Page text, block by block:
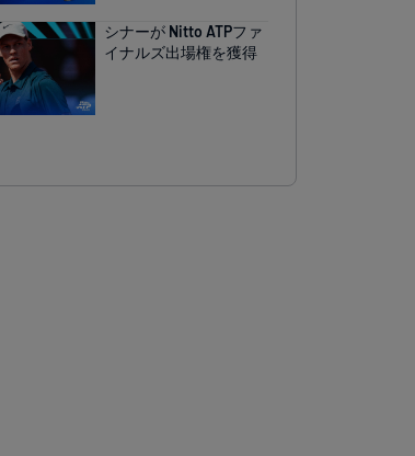
シナーが Nitto ATPファ
イナルズ出場権を獲得